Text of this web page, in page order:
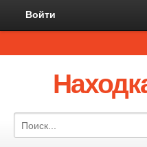
Войти